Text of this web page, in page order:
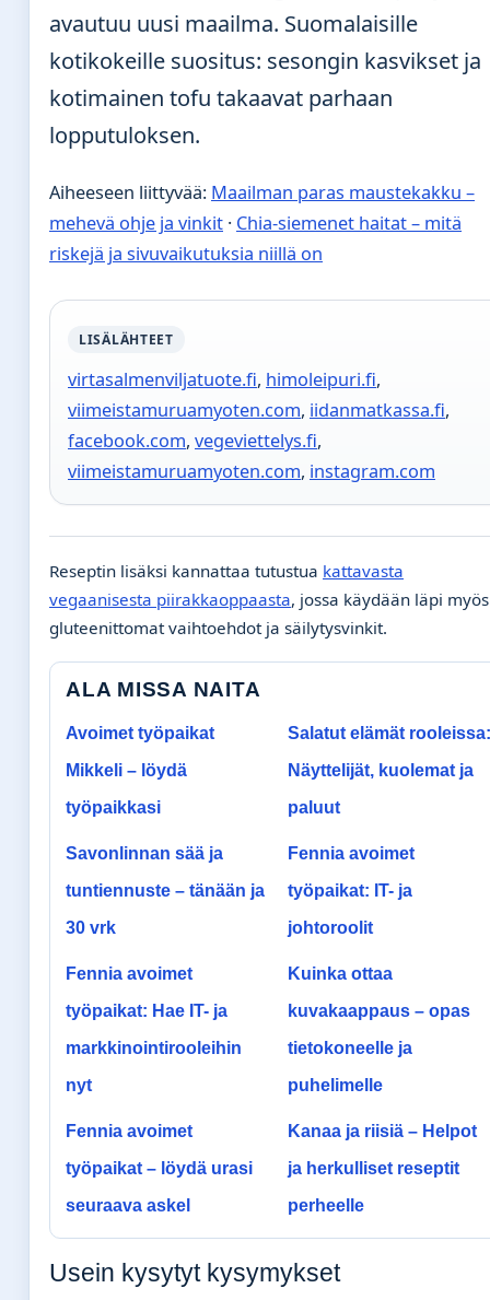
avautuu uusi maailma. Suomalaisille
kotikokeille suositus: sesongin kasvikset ja
kotimainen tofu takaavat parhaan
lopputuloksen.
Aiheeseen liittyvää: Maailman paras maustekakku –
mehevä ohje ja vinkit · Chia-siemenet haitat – mitä
riskejä ja sivuvaikutuksia niillä on
LISÄLÄHTEET
virtasalmenviljatuote.fi, himoleipuri.fi,
viimeistamuruamyoten.com, iidanmatkassa.fi,
facebook.com, vegeviettelys.fi,
viimeistamuruamyoten.com, instagram.com
Reseptin lisäksi kannattaa tutustua kattavasta
vegaanisesta piirakkaoppaasta, jossa käydään läpi myös
gluteenittomat vaihtoehdot ja säilytysvinkit.
ALA MISSA NAITA
Avoimet työpaikat
Mikkeli – löydä
työpaikkasi
Salatut elämät rooleissa:
Näyttelijät, kuolemat ja
paluut
Savonlinnan sää ja
tuntiennuste – tänään ja
30 vrk
Fennia avoimet
työpaikat: IT- ja
johtoroolit
Fennia avoimet
työpaikat: Hae IT- ja
markkinointirooleihin
nyt
Kuinka ottaa
kuvakaappaus – opas
tietokoneelle ja
puhelimelle
Fennia avoimet
työpaikat – löydä urasi
seuraava askel
Kanaa ja riisiä – Helpot
ja herkulliset reseptit
perheelle
Usein kysytyt kysymykset